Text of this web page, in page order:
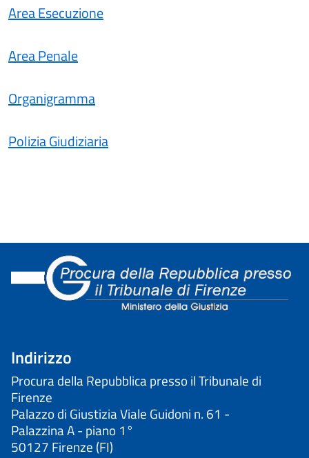
Area Esecuzione
Area Penale
Organigramma
Polizia Giudiziaria
Indirizzo
Procura della Repubblica presso il Tribunale di
Firenze
Palazzo di Giustizia Viale Guidoni n. 61 -
Palazzina A - piano 1°
50127 Firenze (FI)